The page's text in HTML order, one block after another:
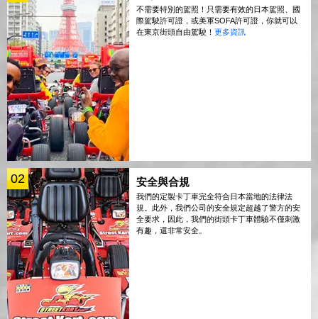
不需要特別的駕照！只需要有效的日本駕照、國
際駕駛許可證，或美軍SOFA許可證，你就可以
在東京街頭自由駕駛！ 更多資訊
02 安全與合規
我們的定製卡丁車完全符合日本當地的法律法
規。此外，我們公司的安全規定超越了警方的安
全要求，因此，我們的街頭卡丁車體驗不僅刺激
有趣，還非常安全。